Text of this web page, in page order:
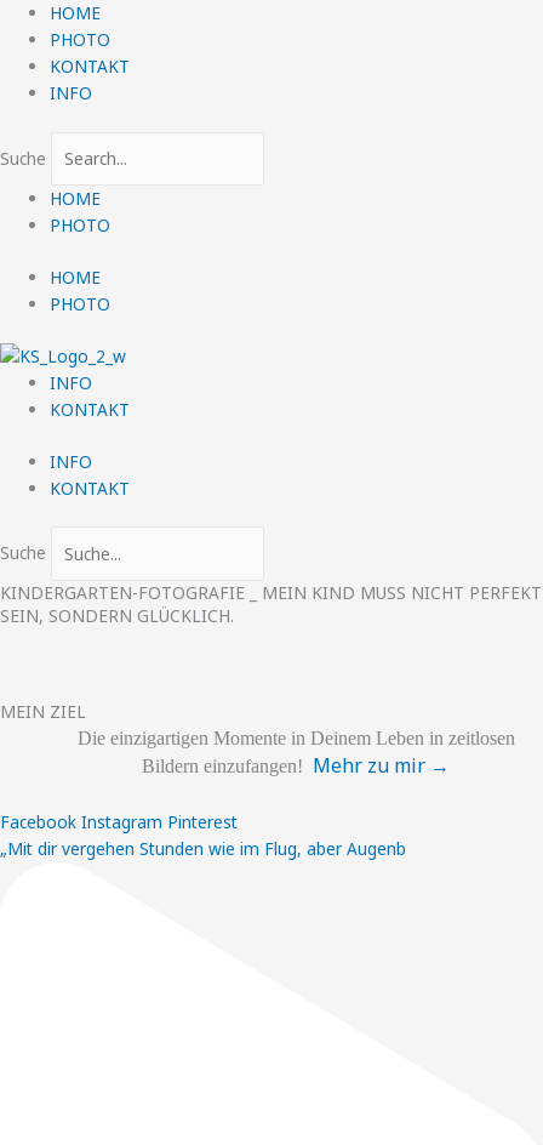
Zum
Inhalt
springen
HOME
PHOTO
KONTAKT
INFO
Suche
HOME
PHOTO
HOME
PHOTO
INFO
KONTAKT
INFO
KONTAKT
Suche
KINDERGARTEN-FOTOGRAFIE _ MEIN KIND MUSS NICHT PERFEKT
SEIN, SONDERN GLÜCKLICH.
MEIN ZIEL
Die einzigartigen Momente in Deinem Leben in zeitlosen
Bildern einzufangen! Mehr zu mir →
Facebook Instagram Pinterest
„Mit dir vergehen Stunden wie im Flug, aber Augenb